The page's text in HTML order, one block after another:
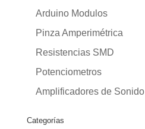
Arduino Modulos
Pinza Amperimétrica
Resistencias SMD
Potenciometros
Amplificadores de Sonido
Categorías